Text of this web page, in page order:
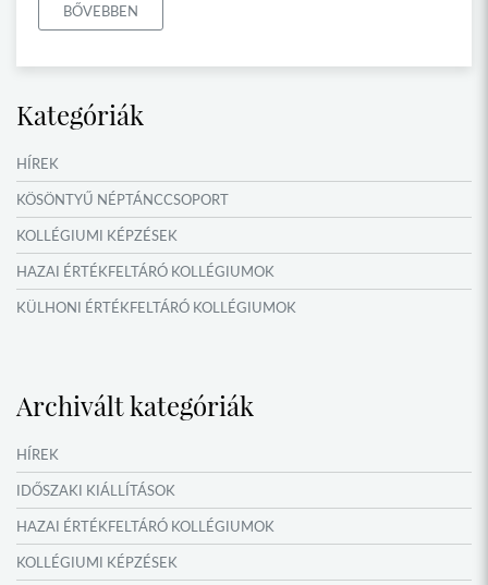
BŐVEBBEN
Kategóriák
HÍREK
KÖSÖNTYŰ NÉPTÁNCCSOPORT
KOLLÉGIUMI KÉPZÉSEK
HAZAI ÉRTÉKFELTÁRÓ KOLLÉGIUMOK
KÜLHONI ÉRTÉKFELTÁRÓ KOLLÉGIUMOK
IDŐSZAKI KIÁLLÍTÁSOK
NYÁRI TÁBOROK
OKTATÁS, KULTÚRA
Archivált kategóriák
HÍREK
IDŐSZAKI KIÁLLÍTÁSOK
HAZAI ÉRTÉKFELTÁRÓ KOLLÉGIUMOK
KOLLÉGIUMI KÉPZÉSEK